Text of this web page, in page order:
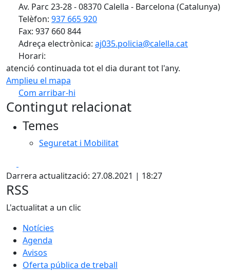
Av. Parc 23-28 - 08370 Calella - Barcelona (Catalunya)
Telèfon: 937 665 920
Fax: 937 660 844
Adreça electrònica: aj035.policia@calella.cat
Horari:
atenció continuada tot el dia durant tot l'any.
Amplieu el mapa
Com arribar-hi
+
Contingut relacionat
Temes
Seguretat i Mobilitat
Darrera actualització: 27.08.2021 | 18:27
RSS
L'actualitat a un clic
Notícies
Agenda
Avisos
Oferta pública de treball